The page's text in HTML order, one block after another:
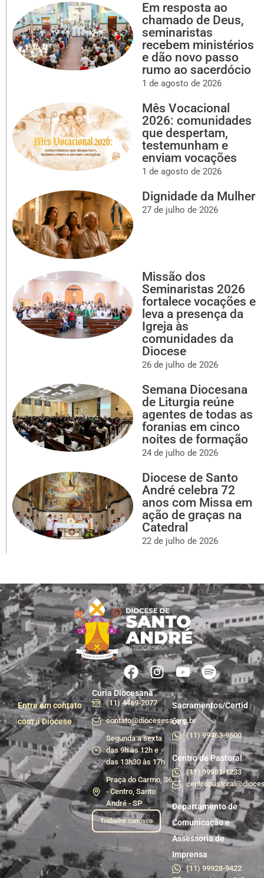
Em resposta ao
chamado de Deus,
seminaristas
recebem ministérios
e dão novo passo
rumo ao sacerdócio
1 de agosto de 2026
Mês Vocacional
2026: comunidades
que despertam,
testemunham e
enviam vocações
1 de agosto de 2026
Dignidade da Mulher
27 de julho de 2026
Missão dos
Seminaristas 2026
fortalece vocações e
leva a presença da
Igreja às
comunidades da
Diocese
26 de julho de 2026
Semana Diocesana
de Liturgia reúne
agentes de todas as
foranias em cinco
noites de formação
24 de julho de 2026
Diocese de Santo
André celebra 72
anos com Missa em
ação de graças na
Catedral
22 de julho de 2026
Entre em contato
com a Diocese
Cúria Diocesana
(11) 4469-2077
contato@diocesesa.org.br
Segunda a sexta
das 9h às 12h e
das 13h30 às 17h
Praça do Carmo, 36
- Centro, Santo
André - SP
Trabalhe conosco
Sacramentos/Certid
ões
(11) 99463-9500
Centro de Pastoral
(11) 99981-1233
Departamento de
Comunicação e
Assessoria de
Imprensa
(11) 99928-9422